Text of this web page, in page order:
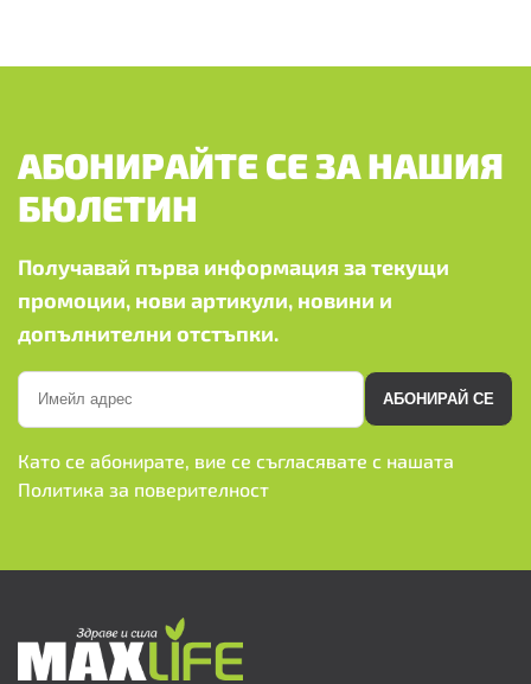
АБОНИРАЙТЕ СЕ ЗА НАШИЯ
БЮЛЕТИН
Получавай първа информация за текущи
промоции, нови артикули, новини и
допълнителни отстъпки.
АБОНИРАЙ СЕ
Като се абонирате, вие се съгласявате с нашата
Политика за поверителност